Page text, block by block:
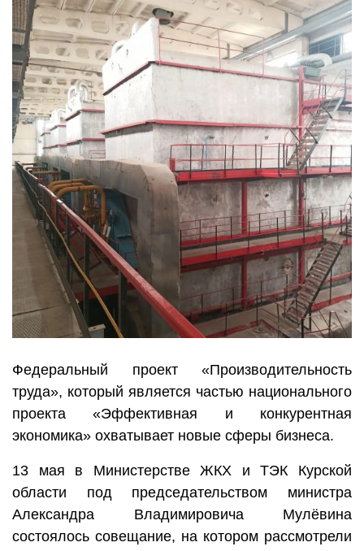
Федеральный проект «Производительность
труда», который является частью национального
проекта «Эффективная и конкурентная
экономика» охватывает новые сферы бизнеса.
13 мая в Министерстве ЖКХ и ТЭК Курской
области под председательством министра
Александра Владимировича Мулёвина
состоялось совещание, на котором рассмотрели